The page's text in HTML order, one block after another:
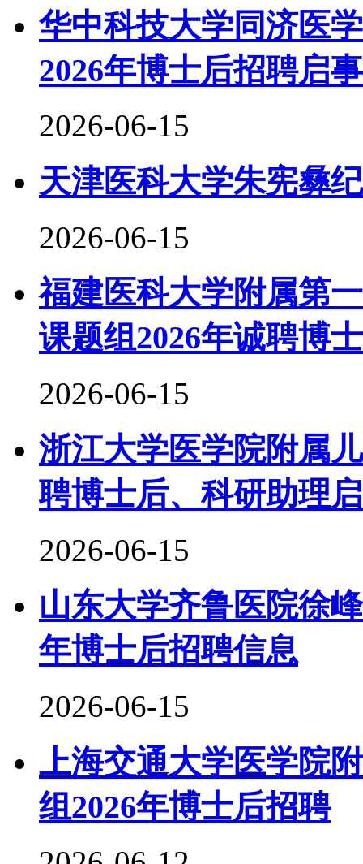
华中科技大学同济医
2026年博士后招聘启事
2026-06-15
天津医科大学朱宪彝
2026-06-15
福建医科大学附属第
课题组2026年诚聘博
2026-06-15
浙江大学医学院附属
聘博士后、科研助理
2026-06-15
山东大学齐鲁医院徐
年博士后招聘信息
2026-06-15
上海交通大学医学院
组2026年博士后招聘